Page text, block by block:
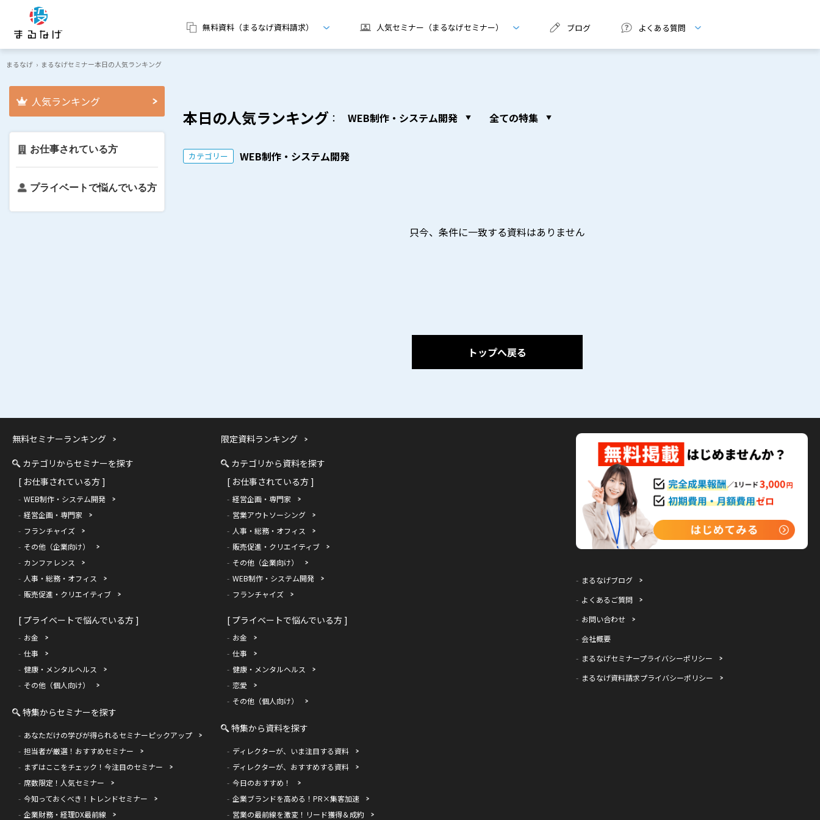
無料資料（まるなげ資料請求） 人気セミナー（まるなげセミナー） ブログ よくある質問
まるなげ › まるなげセミナー本日の人気ランキング
本日の人気ランキング ： WEB制作・システム開発 全ての特集
カテゴリー WEB制作・システム開発
只今、条件に一致する資料はありません
トップへ戻る
人気ランキング
お仕事されている方
プライベートで悩んでいる方
無料セミナーランキング
カテゴリからセミナーを探す
[ お仕事されている方 ]
WEB制作・システム開発
経営企画・専門家
フランチャイズ
その他（企業向け）
カンファレンス
人事・総務・オフィス
販売促進・クリエイティブ
[ プライベートで悩んでいる方 ]
お金
仕事
健康・メンタルヘルス
その他（個人向け）
特集からセミナーを探す
あなただけの学びが得られるセミナーピックアップ
担当者が厳選！おすすめセミナー
まずはここをチェック！今注目のセミナー
席数限定！人気セミナー
今知っておくべき！トレンドセミナー
企業財務・経理DX最前線
限定資料ランキング
カテゴリから資料を探す
[ お仕事されている方 ]
経営企画・専門家
営業アウトソーシング
人事・総務・オフィス
販売促進・クリエイティブ
その他（企業向け）
WEB制作・システム開発
フランチャイズ
[ プライベートで悩んでいる方 ]
お金
仕事
健康・メンタルヘルス
恋愛
その他（個人向け）
特集から資料を探す
ディレクターが、いま注目する資料
ディレクターが、おすすめする資料
今日のおすすめ！
企業ブランドを高める！PR×集客加速
営業の最前線を激変！リード獲得＆成約
まるなげブログ
よくあるご質問
お問い合わせ
会社概要
まるなげセミナープライバシーポリシー
まるなげ資料請求プライバシーポリシー